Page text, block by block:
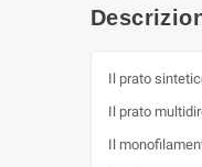
Il prato
Il prato
Il